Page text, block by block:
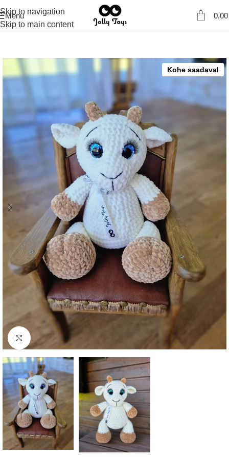
Skip to navigation
Skip to main content
Menu
Click to enlarge
Kohe saadaval